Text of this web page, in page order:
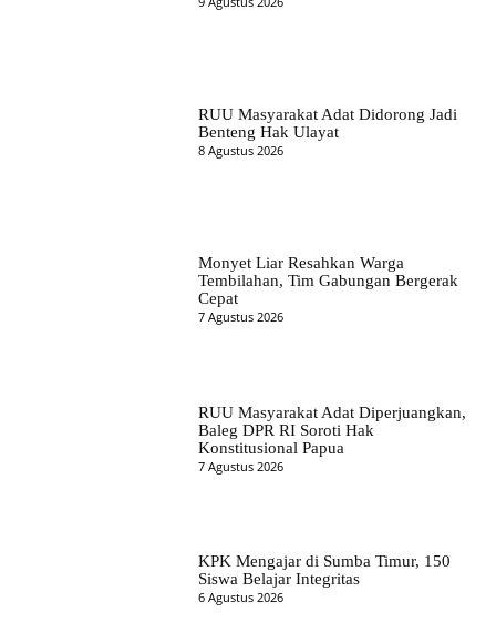
RUU Masyarakat Adat Didorong Jadi
Benteng Hak Ulayat
8 Agustus 2026
Monyet Liar Resahkan Warga
Tembilahan, Tim Gabungan Bergerak
Cepat
7 Agustus 2026
RUU Masyarakat Adat Diperjuangkan,
Baleg DPR RI Soroti Hak
Konstitusional Papua
7 Agustus 2026
KPK Mengajar di Sumba Timur, 150
Siswa Belajar Integritas
6 Agustus 2026